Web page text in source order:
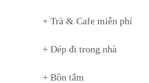
+ Trà & Cafe miễn phí
+ Dép đi trong nhà
+ Bồn tắm